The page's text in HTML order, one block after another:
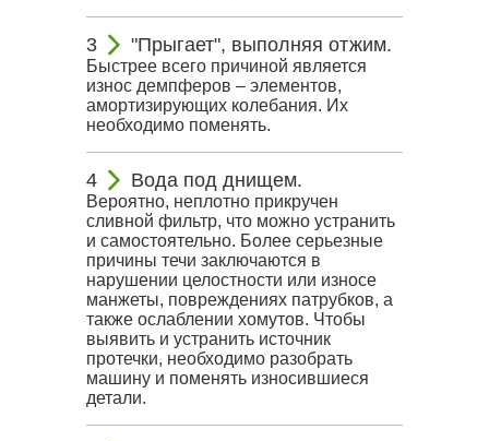
"Прыгает", выполняя отжим.
Быстрее всего причиной является
износ демпферов – элементов,
амортизирующих колебания. Их
необходимо поменять.
Вода под днищем.
Вероятно, неплотно прикручен
сливной фильтр, что можно устранить
и самостоятельно. Более серьезные
причины течи заключаются в
нарушении целостности или износе
манжеты, повреждениях патрубков, а
также ослаблении хомутов. Чтобы
выявить и устранить источник
протечки, необходимо разобрать
машину и поменять износившиеся
детали.